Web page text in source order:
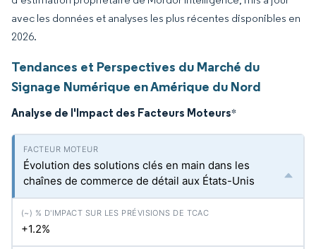
avec les données et analyses les plus récentes disponibles en
2026.
Tendances et Perspectives du Marché du
Signage Numérique en Amérique du Nord
Analyse de l'Impact des Facteurs Moteurs*
Évolution des solutions clés en main dans les
chaînes de commerce de détail aux États-Unis
+1.2%